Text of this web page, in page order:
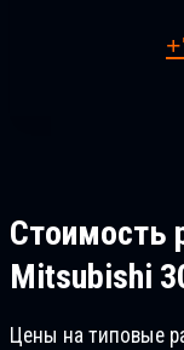
Стоимость
Mitsubishi
Цены на типовые